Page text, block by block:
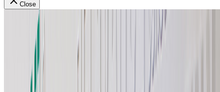
Close
项目案例
华海药业 品牌VI升级
BY COREX
2022-06-19
品牌设计
银发经济 科技
华海药业 品牌VI升级